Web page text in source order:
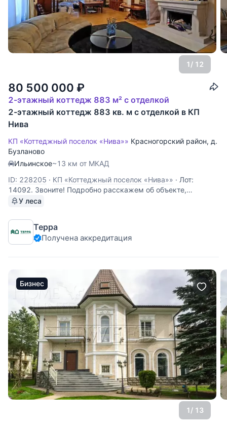
1/ 12
80 500 000 ₽
2-этажный коттедж 883 м² с отделкой
2-этажный коттедж 883 кв. м с отделкой в КП
Нива
КП «Коттеджный поселок «Нива»» Красногорский район, д.
Бузланово
Ильинское~13 км от МКАД
ID: 228205 · КП «Коттеджный поселок «Нива»» · Лот:
14092. Звоните! Подробно расскажем об объекте,
предоставим всю необходимую информацию и оперативно
У леса
Терра
Получена аккредитация
Бизнес
1/ 13